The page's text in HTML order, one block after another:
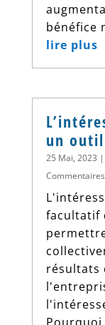
bénéfice
lire plus
un
25 Mai, 2023 |
Commentaires
facultatif
résultats